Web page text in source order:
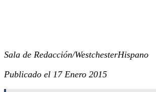
Sala de Redacción/WestchesterHispano
Publicado el 17 Enero 2015